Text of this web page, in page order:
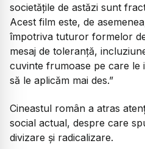
societățile de astăzi sunt
Acest film este, de
împotriva tuturor formelor
mesaj de toleranță,
cuvinte frumoase pe care le
să le aplicăm mai des.”
Cineastul român a atras
social actual, despre care
divizare și radicalizare.